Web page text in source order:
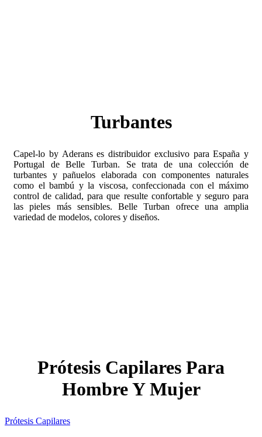
Turbantes
Capel-lo by Aderans es distribuidor exclusivo para España y
Portugal de Belle Turban. Se trata de una colección de
turbantes y pañuelos elaborada con componentes naturales
como el bambú y la viscosa, confeccionada con el máximo
control de calidad, para que resulte confortable y seguro para
las pieles más sensibles. Belle Turban ofrece una amplia
variedad de modelos, colores y diseños.
Prótesis Capilares Para
Hombre Y Mujer
Prótesis Capilares